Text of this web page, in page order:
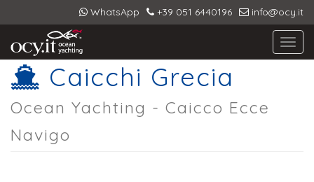
WhatsApp +39 051 6440196 info@ocy.it
Caicchi Grecia
Ocean Yachting - Caicco Ecce
Navigo